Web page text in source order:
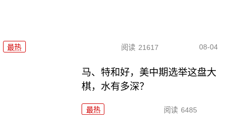
最热 阅读 21617 08-04
马、特和好，美中期选举这盘大
棋，水有多深？
最热 阅读 6485